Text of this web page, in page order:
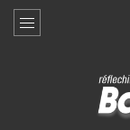
Custom Amount